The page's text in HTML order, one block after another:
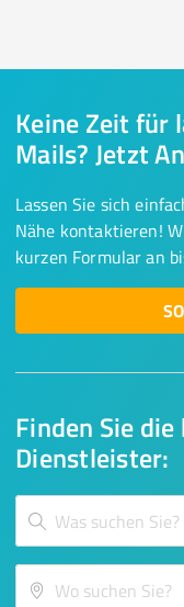
Finden Sie
Dienstleister:
Keine Zeit für
Mails? Jetzt
Lassen Sie sich
Nähe kontaktieren!
kurzen Formular an